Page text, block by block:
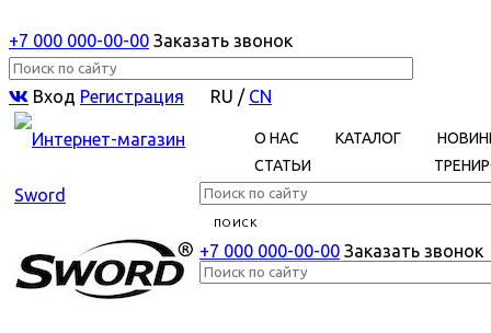
+7 000 000-00-00 Заказать звонок
Вход Регистрация RU / CN
О НАС КАТАЛОГ
СТАТЬИ
+7 000 000-00-00 Заказать звонок